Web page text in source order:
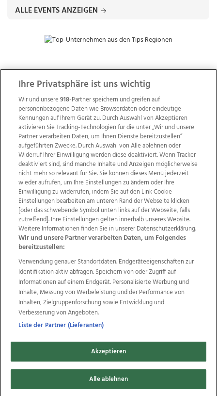
ALLE EVENTS ANZEIGEN
ZUR NACHRICHTENÜBERSICHT
Wir über uns Mediadaten Kontakt
Jobs
Datenschutz
Impressum
AGB Anzeigekunden
AGB Website
Ehrenkodex Politische Werbung
Weitere Angebote des Medienhauses Wimmer
TV1 di-mog-i.at OÖNow
Ischler Woche
Life Radio
OÖNachrichten
OÖN Immobilien
OÖN Karriere
OÖN Reise
Promenaden Galerien
Regionaljobs
wasistlos.at
Copyrights © 2026 Tips Zeitungs GmbH & Co KG
developed by11x11.net
Ihre Privatsphäre ist uns wichtig
Wir und unsere918-Partner speichern und greifen auf
personenbezogene Daten wie Browserdaten oder eindeutige
Kennungen auf Ihrem Gerät zu. Durch Auswahl von Akzeptieren
aktivieren Sie Tracking-Technologien für die unter „Wir und unsere
Partner verarbeiten Daten, um Ihnen Dienste bereitzustellen“
aufgeführten Zwecke. Durch Auswahl von Alle ablehnen oder
Widerruf Ihrer Einwilligung werden diese deaktiviert. Wenn Tracker
deaktiviert sind, sind manche Inhalte und Anzeigen möglicherweise
nicht mehr so relevant für Sie. Sie können dieses Menü jederzeit
wieder aufrufen, um Ihre Einstellungen zu ändern oder Ihre
Einwilligung zu widerrufen, indem Sie auf den Link Cookie
Einstellungen bearbeiten am unteren Rand der Webseite klicken
[oder das schwebende Symbol unten links auf der Webseite, falls
zutreffend]. Ihre Einstellungen gelten innerhalb unseres Website.
Weitere Informationen finden Sie in unserer Datenschutzerklärung.
Wir und unsere Partner verarbeiten Daten, um Folgendes
bereitzustellen:
Verwendung genauer Standortdaten. Endgeräteeigenschaften zur
Identifikation aktiv abfragen. Speichern von oder Zugriff auf
Informationen auf einem Endgerät. Personalisierte Werbung und
Inhalte, Messung von Werbeleistung und der Performance von
Inhalten, Zielgruppenforschung sowie Entwicklung und
Verbesserung von Angeboten.
Liste der Partner (Lieferanten)
Akzeptieren
Alle ablehnen